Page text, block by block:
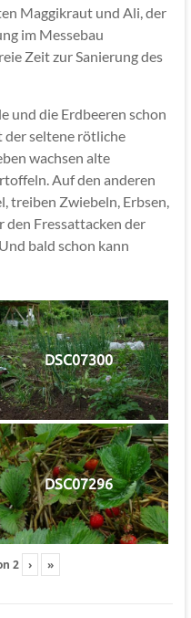
Maggikraut und Ali, der
im Messebau
Zeit zur Sanierung des
und die Erdbeeren schon
der seltene rötliche
wachsen alte
Auf den anderen
treiben Zwiebeln, Erbsen,
den Fressattacken der
bald schon kann
DSC07300
DSC07296
2 › »